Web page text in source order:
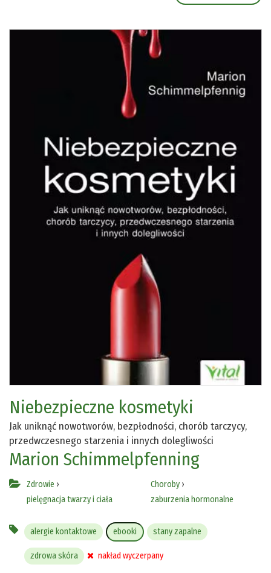
Niebezpieczne kosmetyki
Jak uniknąć nowotworów, bezpłodności, chorób tarczycy,
przedwczesnego starzenia i innych dolegliwości
Marion Schimmelpfenning
Zdrowie ›
pielęgnacja twarzy i ciała
Choroby›
zaburzenia hormonalne
alergie kontaktowe ebooki stany zapalne
zdrowa skóra nakład wyczerpany